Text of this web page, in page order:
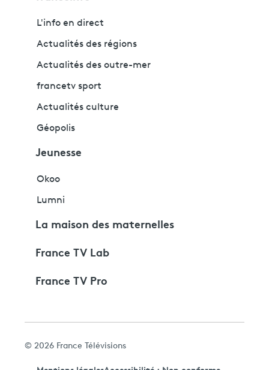
L'info en direct
Actualités des régions
Actualités des outre-mer
francetv sport
Actualités culture
Géopolis
Jeunesse
Okoo
Lumni
La maison des maternelles
France TV Lab
France TV Pro
© 2026 France Télévisions